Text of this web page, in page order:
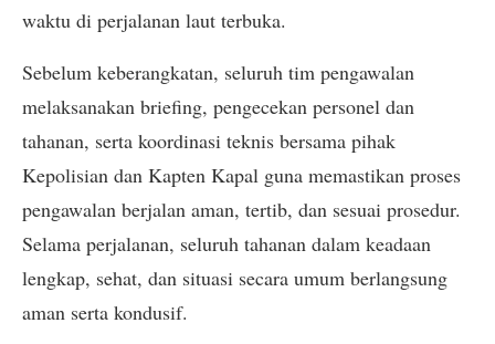
waktu di perjalanan laut terbuka.
Sebelum keberangkatan, seluruh tim pengawalan
melaksanakan briefing, pengecekan personel dan
tahanan, serta koordinasi teknis bersama pihak
Kepolisian dan Kapten Kapal guna memastikan proses
pengawalan berjalan aman, tertib, dan sesuai prosedur.
Selama perjalanan, seluruh tahanan dalam keadaan
lengkap, sehat, dan situasi secara umum berlangsung
aman serta kondusif.